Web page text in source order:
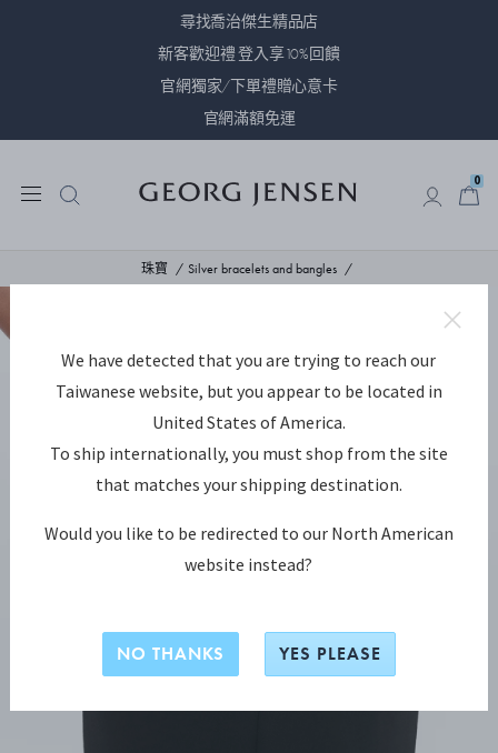
尋找喬治傑生精品店
新客歡迎禮 登入享10%回饋
官網獨家/下單禮贈心意卡
官網滿額免運
0
珠寶 Silver bracelets and bangles
We have detected that you are trying to reach our
Taiwanese website, but you appear to be located in
United States of America.
To ship internationally, you must shop from the site
that matches your shipping destination.
Would you like to be redirected to our North American
website instead?
NO THANKS YES PLEASE